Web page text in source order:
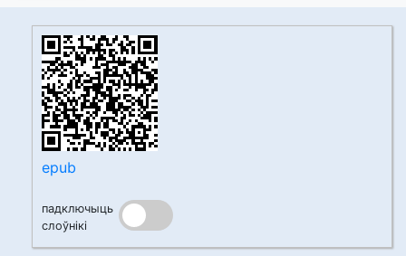
epub
падключыць
слоўнікі